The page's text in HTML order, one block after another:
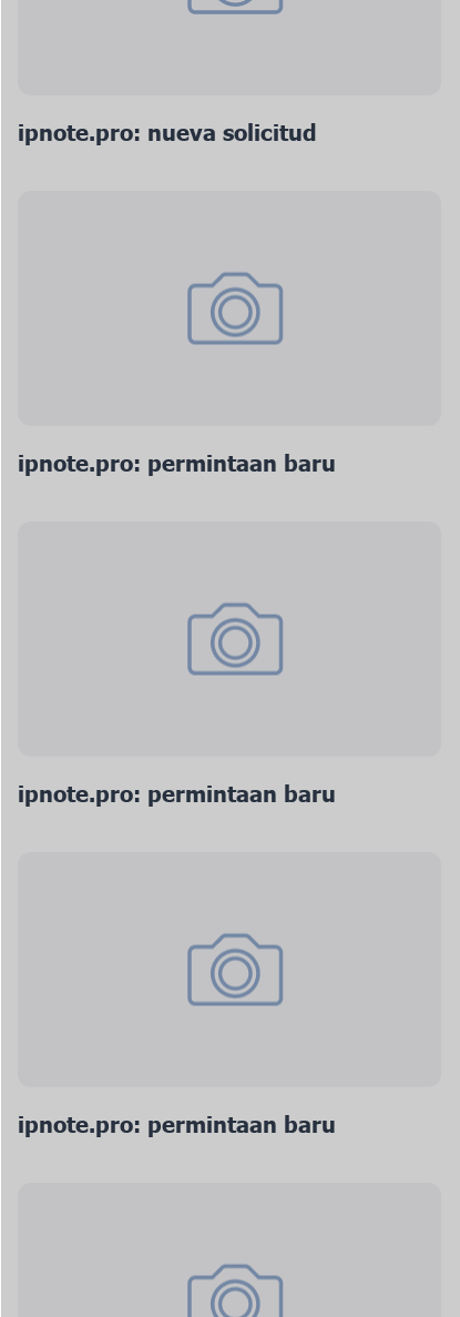
ipnote.pro: nueva solicitud
ipnote.pro: permintaan baru
ipnote.pro: permintaan baru
ipnote.pro: permintaan baru